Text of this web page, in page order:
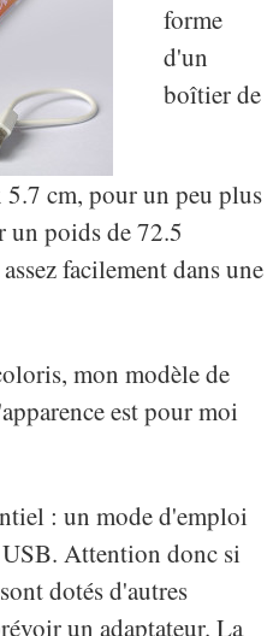
forme
d'un
boîtier de
cm, pour un peu plus
un poids de 72.5
facilement dans une
mon modèle de
est pour moi
: un mode d'emploi
Attention donc si
dotés d'autres
un adaptateur. La